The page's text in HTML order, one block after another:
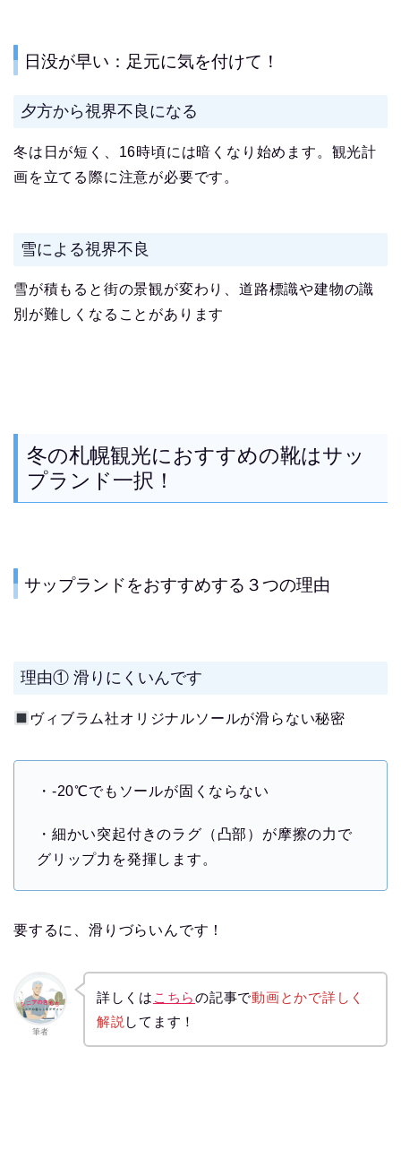
日没が早い：足元に気を付けて！
夕方から視界不良になる
冬は日が短く、16時頃には暗くなり始めます。観光計
画を立てる際に注意が必要です。
雪による視界不良
雪が積もると街の景観が変わり、道路標識や建物の識
別が難しくなることがあります
冬の札幌観光におすすめの靴はサッ
プランド一択！
サップランドをおすすめする３つの理由
理由① 滑りにくいんです
ヴィブラム社オリジナルソールが滑らない秘密
・-20℃でもソールが固くならない
・細かい突起付きのラグ（凸部）が摩擦の力で
グリップ力を発揮します。
要するに、滑りづらいんです！
筆者
詳しくは こちらの記事で動画とかで詳しく
解説 してます！